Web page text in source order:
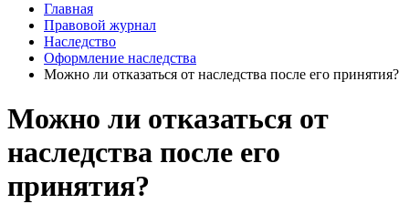
Главная
Правовой журнал
Наследство
Оформление наследства
Можно ли отказаться от наследства после его принятия?
Можно ли отказаться от
наследства после его
принятия?